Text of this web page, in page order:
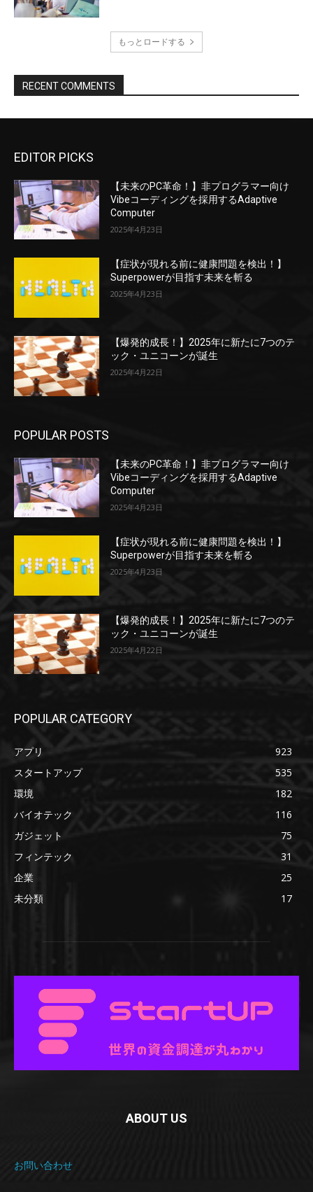
もっとロードする
RECENT COMMENTS
EDITOR PICKS
【未来のPC革命！】非プログラマー向け
Vibeコーディングを採用するAdaptive
Computer
2025年4月23日
【症状が現れる前に健康問題を検出！】
Superpowerが目指す未来を斬る
2025年4月23日
【爆発的成長！】2025年に新たに7つのテ
ック・ユニコーンが誕生
2025年4月22日
POPULAR POSTS
【未来のPC革命！】非プログラマー向け
Vibeコーディングを採用するAdaptive
Computer
2025年4月23日
【症状が現れる前に健康問題を検出！】
Superpowerが目指す未来を斬る
2025年4月23日
【爆発的成長！】2025年に新たに7つのテ
ック・ユニコーンが誕生
2025年4月22日
POPULAR CATEGORY
アプリ
923
スタートアップ
535
環境
182
バイオテック
116
ガジェット
75
フィンテック
31
企業
25
未分類
17
ABOUT US
お問い合わせ